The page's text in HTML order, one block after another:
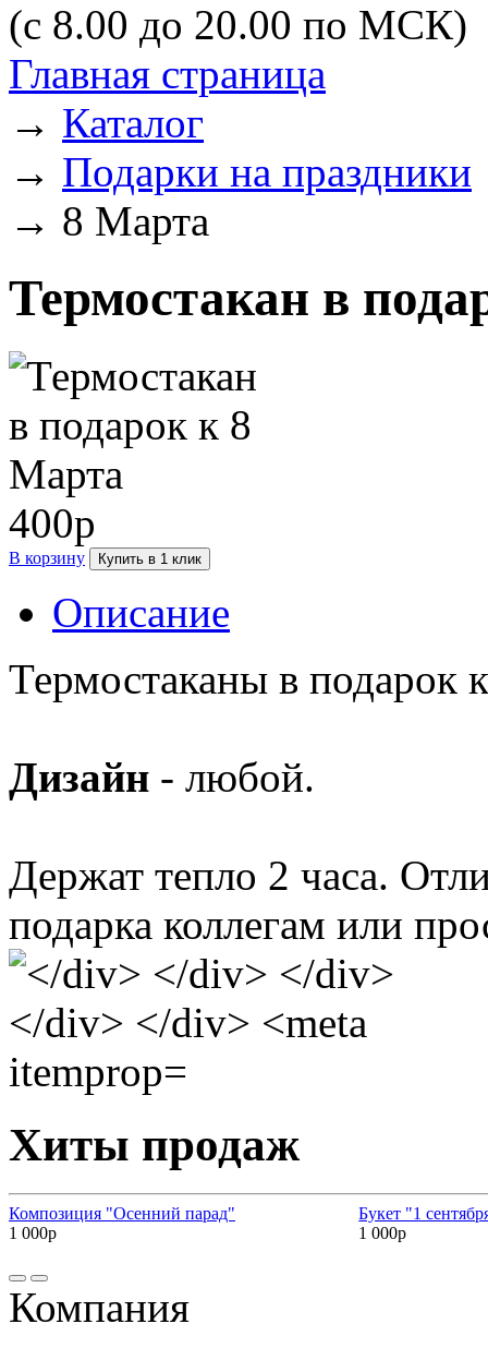
(с 8.00 до 20.00 по МСК)
Главная страница
→ Каталог
→ Подарки на праздники
→ 8 Марта
Термостакан в
400р
В корзину Купить в 1 клик
Описание
Термостаканы в подарок
Дизайн - любой.
Держат тепло 2 часа.
подарка коллегам или
Хиты продаж
Композиция "Осенний парад"
1 000р
Букет "1
1 000р
Компания